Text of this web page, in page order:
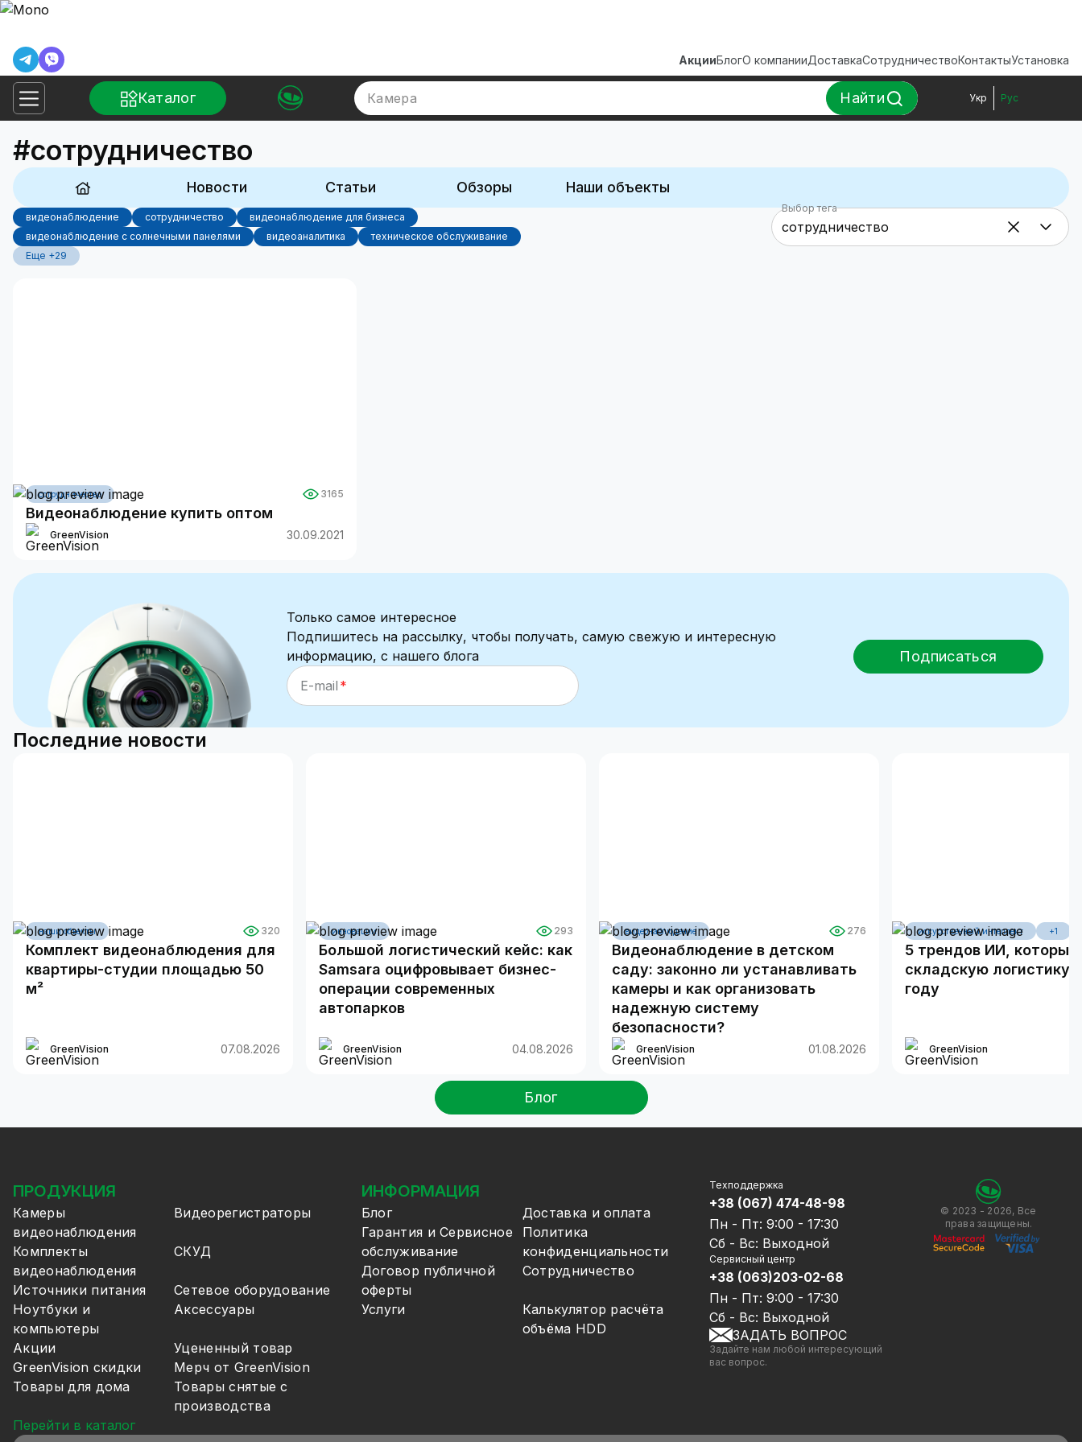
АкцииБлогО компанииДоставкаСотрудничествоКонтактыУстановка
Каталог Камера Найти Укр Рус
#сотрудничество
Новости Статьи Обзоры Наши объекты
видеонаблюдение сотрудничество
видеонаблюдение для бизнеса
видеонаблюдение с солнечными панелями
видеоаналитика
техническое обслуживание
Еще +29
Выбор тега
сотрудничество 3165
Видеонаблюдение купить оптом
GreenVision 30.09.2021
Только самое интересное
Подпишитесь на рассылку, чтобы получать, самую свежую и интересную
информацию, с нашего блога
E-mail
Подписаться
Последние новости
наши объекты 320
Комплект видеонаблюдения для
квартиры-студии площадью 50
м²
GreenVision 07.08.2026
инновации 293
Большой логистический кейс: как
Samsara оцифровывает бизнес-
операции современных
автопарков
GreenVision 04.08.2026
видеонаблюдение 276
Видеонаблюдение в детском
саду: законно ли устанавливать
камеры и как организовать
надежную систему
безопасности?
GreenVision 01.08.2026
искусственный интеллект +1
5 трендов ИИ,
складскую логистику
году
GreenVision
Блог
ПРОДУКЦИЯ
Камеры
видеонаблюдения
Видеорегистраторы
Комплекты
видеонаблюдения
СКУД
Источники питания
Сетевое оборудование
Ноутбуки и
компьютеры
Аксессуары
Акции
Уцененный товар
GreenVision скидки
Мерч от GreenVision
Товары для дома
Товары снятые с
производства
Перейти в каталог
ИНФОРМАЦИЯ
Блог
Доставка и оплата
Гарантия и Сервисное
обслуживание
Политика
конфиденциальности
Договор публичной
оферты
Сотрудничество
Услуги
Калькулятор расчёта
объёма HDD
Техподдержка
+38 (067) 474-48-98
Пн - Пт: 9:00 - 17:30
Сб - Вс: Выходной
Сервисный центр
+38 (063)203-02-68
Пн - Пт: 9:00 - 17:30
Сб - Вс: Выходной
ЗАДАТЬ ВОПРОС
Задайте нам любой интересующий
вас вопрос.
© 2023 - 2026, Все
права защищены.